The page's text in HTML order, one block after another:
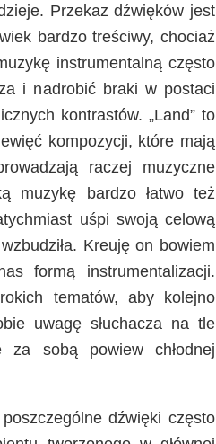
Przekaz dźwięków jest
bardzo treściwy, chociaż
instrumentalną często
i nadrobić braki w postaci
kontrastów. „Land” to
kompozycji, które mają
raczej muzyczne
muzykę bardzo łatwo też
uśpi swoją celową
Kreuję on bowiem
formą instrumentalizacji.
tematów, aby kolejno
uwagę słuchacza na tle
za sobą powiew chłodnej
dźwięki często